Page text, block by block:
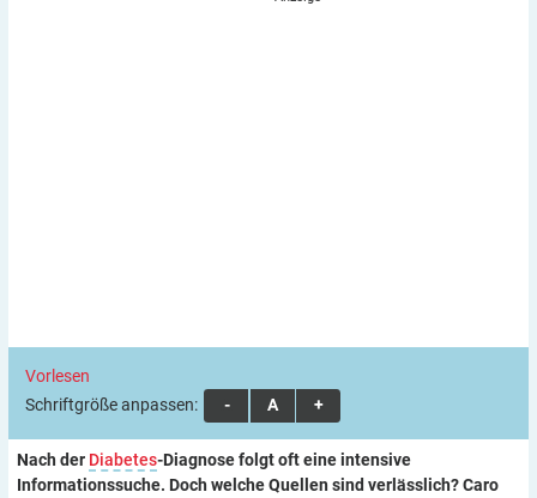
Vorlesen
Schriftgröße anpassen:
A A A
Nach der Diabetes-Diagnose folgt oft eine intensive
Informationssuche. Doch welche Quellen sind verlässlich? Caro